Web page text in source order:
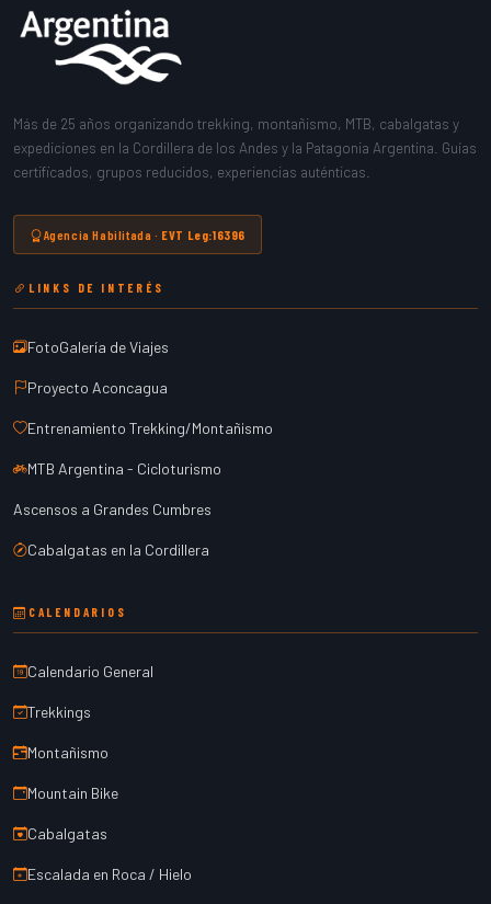
Más de 25 años organizando trekking, montañismo, MTB, cabalgatas y
expediciones en la Cordillera de los Andes y la Patagonia Argentina. Guías
certificados, grupos reducidos, experiencias auténticas.
Agencia Habilitada · EVT Leg:16396
LINKS DE INTERÉS
FotoGalería de Viajes
Proyecto Aconcagua
Entrenamiento Trekking/Montañismo
MTB Argentina - Cicloturismo
Ascensos a Grandes Cumbres
Cabalgatas en la Cordillera
CALENDARIOS
Calendario General
Trekkings
Montañismo
Mountain Bike
Cabalgatas
Escalada en Roca / Hielo